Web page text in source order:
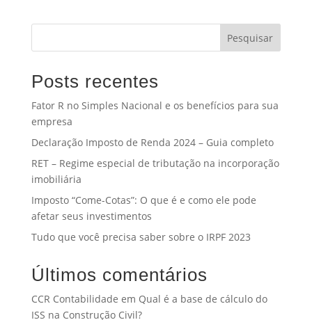
Pesquisar
Posts recentes
Fator R no Simples Nacional e os benefícios para sua
empresa
Declaração Imposto de Renda 2024 – Guia completo
RET – Regime especial de tributação na incorporação
imobiliária
Imposto “Come-Cotas”: O que é e como ele pode
afetar seus investimentos
Tudo que você precisa saber sobre o IRPF 2023
Últimos comentários
CCR Contabilidade em Qual é a base de cálculo do
ISS na Construção Civil?